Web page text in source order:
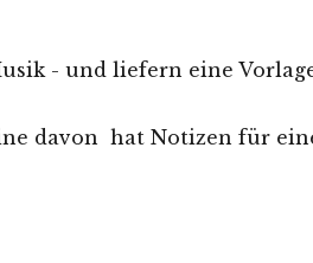
- und liefern eine
davon  hat Notizen für